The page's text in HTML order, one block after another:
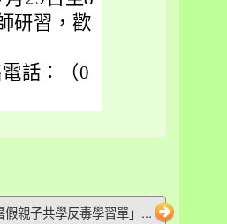
研習，歡
話：（0
親子共學反毒學習單」...